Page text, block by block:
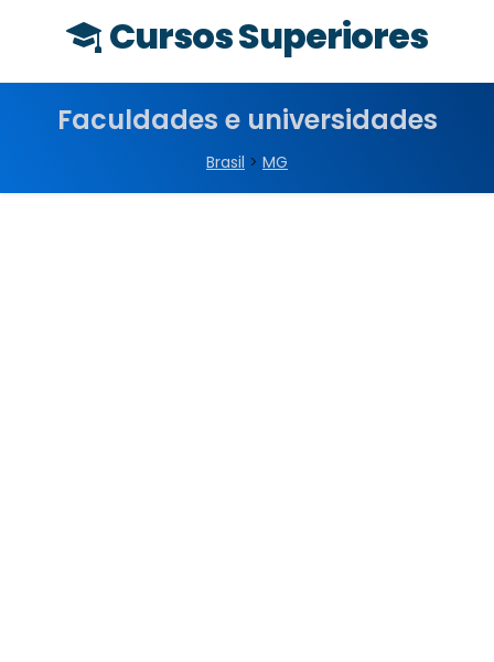
Cursos Superiores
Faculdades e universidades
Brasil > MG